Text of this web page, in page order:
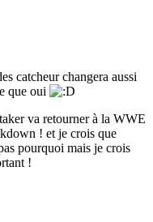
catcheur changera aussi
que oui
va retourner à la WWE
! et je crois que
pourquoi mais je crois
!